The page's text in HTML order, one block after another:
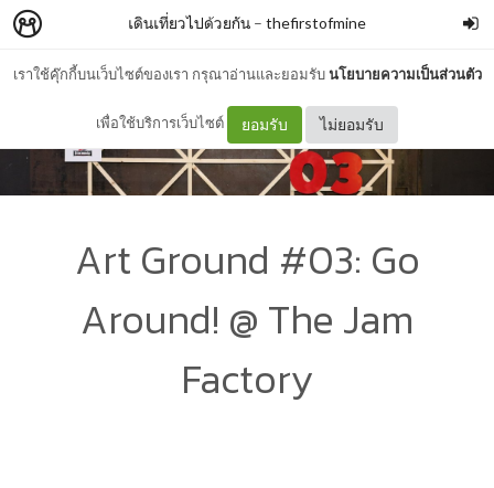
เราใช้คุ๊กกี้บนเว็บไซต์ของเรา กรุณาอ่านและยอมรับนโยบายความเป็นส่วนตัว
เพื่อใช้บริการเว็บไซต์ ยอมรับ ไม่ยอมรับ
เดินเที่ยวไปด้วยกัน – thefirstofmine
Art Ground #03: Go
Around! @ The Jam
Factory